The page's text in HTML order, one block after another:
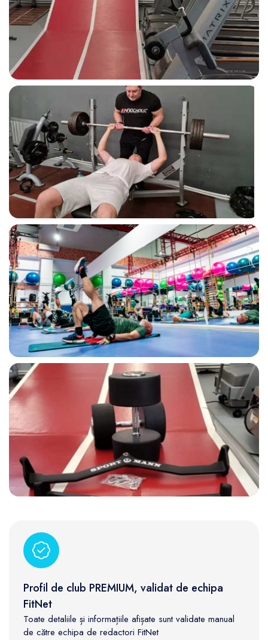
Profil de club PREMIUM, validat de echipa
FitNet
Toate detaliile și informațiile afișate sunt validate manual
de către echipa de redactori FitNet